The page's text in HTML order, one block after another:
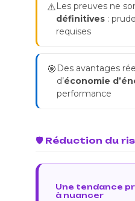
⚠️Les preuves ne
définitives :
requises
🎯 Des avantages
d’économie
performance
🛡️ Réduction du
Une tendance
à nuancer